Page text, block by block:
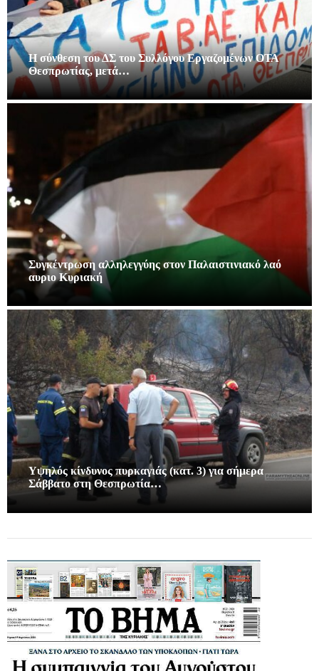
Η σύνθεση του ΔΣ του Συλλόγου Εργαζομένων ΟΤΑ
Θεσπρωτίας, μετά…
Συγκέντρωση αλληλεγγύης στον Παλαιστινιακό λαό
αυριο Κυριακή
Υψηλός κίνδυνος πυρκαγιάς (κατ. 3) για σήμερα
Σάββατο στη Θεσπρωτία…